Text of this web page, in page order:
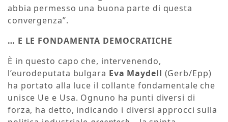
abbia permesso una buona parte di questa
convergenza”.
… E LE FONDAMENTA DEMOCRATICHE
È in questo capo che, intervenendo,
l’eurodeputata bulgara Eva Maydell (Gerb/Epp)
ha portato alla luce il collante fondamentale che
unisce Ue e Usa. Ognuno ha punti diversi di
forza, ha detto, indicando i diversi approcci sulla